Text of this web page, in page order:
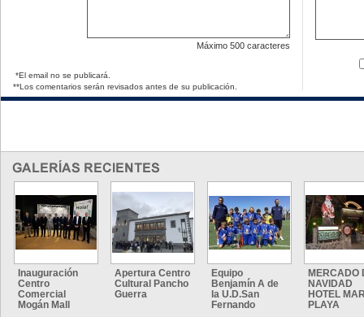
Máximo 500 caracteres
*El email no se publicará.
**Los comentarios serán revisados antes de su publicación.
Inauguración
Centro
Comercial
Mogán Mall
Apertura Centro
Cultural Pancho
Guerra
Equipo
Benjamín A de
la U.D.San
Fernando
MERCADO
NAVIDAD
HOTEL
PLAYA